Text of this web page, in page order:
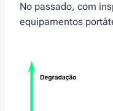
No passado, com
equipamentos